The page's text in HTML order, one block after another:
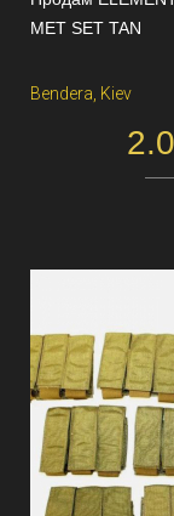
MET SET TAN
Bendera, Kiev